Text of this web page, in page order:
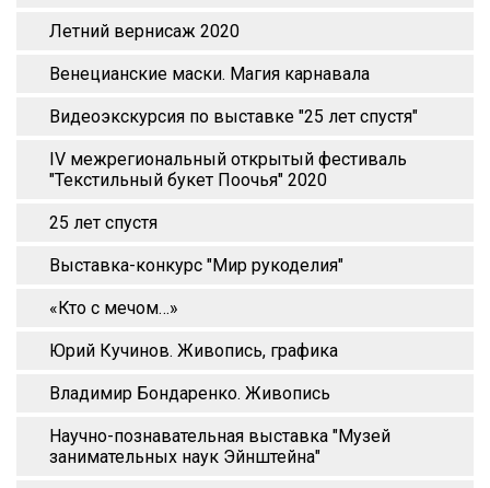
Летний вернисаж 2020
Венецианские маски. Магия карнавала
Видеоэкскурсия по выставке "25 лет спустя"
IV межрегиональный открытый фестиваль
"Текстильный букет Поочья" 2020
25 лет спустя
Выставка-конкурс "Мир рукоделия"
«Кто с мечом…»
Юрий Кучинов. Живопись, графика
Владимир Бондаренко. Живопись
Научно-познавательная выставка "Музей
занимательных наук Эйнштейна"